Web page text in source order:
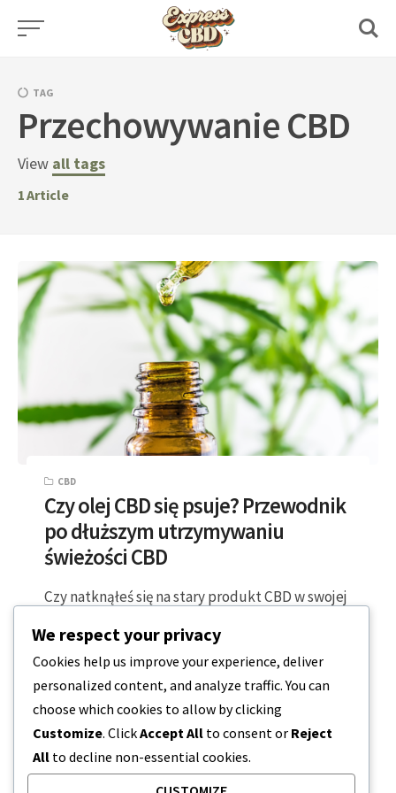
Skip
TAG
Przechowywanie CBD
View all tags
1Article
CBD
Czy olej CBD się psuje? Przewodnik
po dłuższym utrzymywaniu
świeżości CBD
Czy natknąłeś się na stary produkt CBD w swojej
bezpieczny i skuteczny,…
2 MINUTY CZYTANIA 2024-01-31
We respect your privacy
Cookies help us improve your experience, deliver
personalized content, and analyze traffic. You can
choose which cookies to allow by clicking
Customize. ClickAccept All to consent or Reject
All to decline non-essential cookies.